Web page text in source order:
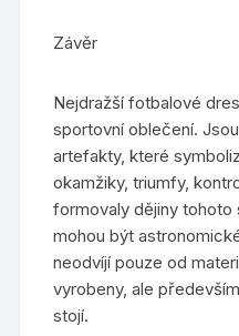
Závěr
Nejdražší fotbalové
sportovní oblečení.
artefakty, které
okamžiky, triumfy,
formovaly dějiny
mohou být
neodvíjí pouze od
vyrobeny, ale
stojí.